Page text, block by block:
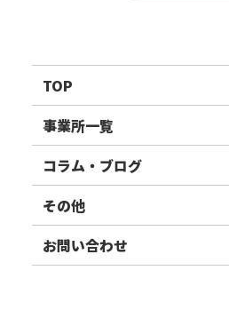
TOP
リハスワーク
リハスファーム
事業所一覧
関東エリア
東北エリア
甲信越エリア
コラム・ブログ
事業所ブログ
ご利用者様の声
その他
お知らせ
お問い合わせ